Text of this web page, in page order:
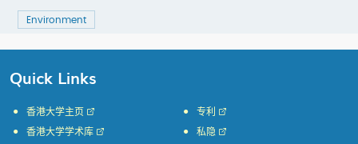
Environment
Quick Links
香港大学主页
香港大学学术库
专利
私隐